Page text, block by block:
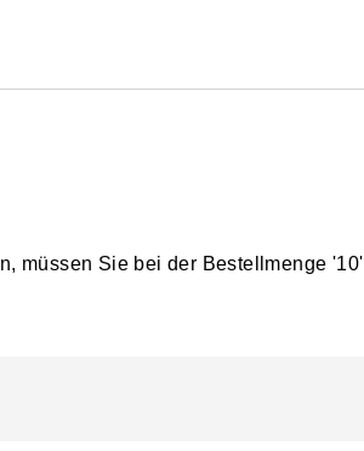
müssen Sie bei der Bestellmenge '10'